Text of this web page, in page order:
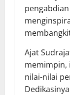
Ajat
memimpin,
nilai-nilai